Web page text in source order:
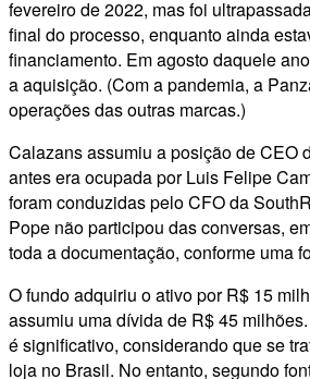
fevereiro de 2022, mas foi
final do processo, enquanto ainda
financiamento. Em agosto daquele
a aquisição. (Com a pandemia, a
operações das outras marcas.)
Calazans assumiu a posição de CEO
antes era ocupada por Luis Felipe
foram conduzidas pelo CFO da
Pope não participou das conversas,
toda a documentação, conforme uma
O fundo adquiriu o ativo por R$ 15
assumiu uma dívida de R$ 45
é significativo, considerando que se
loja no Brasil. No entanto, segundo